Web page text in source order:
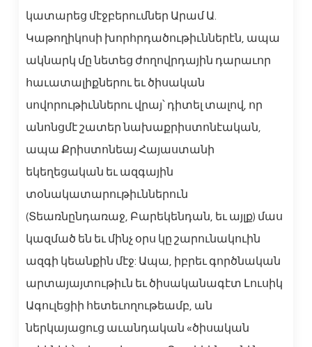
կատարեց մէջբերումներ Արամ Ա.
Կաթողիկոսի խորհրդածութիւններէն, ապա
ակնարկ մը նետեց ժողովրդային դարաւոր
հաւատալիքներու եւ ծիսական
սովորութիւններու վրայ՝ դիտել տալով, որ
անոնցմէ շատեր նախաքրիստոնէական,
ապա Քրիստոնեայ Հայաստանի
եկեղեցական եւ ազգային
տօնակատարութիւններուն
(Տեառնընդառաջ, Բարեկենդան, եւ այլք) մաս
կազմած են եւ մինչ օրս կը շարունակուին
ազգի կեանքին մէջ: Ապա, իբրեւ գործնական
արտայայտութիւն եւ ծիսականագէտ Լուսիկ
Ագուլեցիի հետեւողութեամբ, ան
ներկայացուց աւանդական «ծիսական